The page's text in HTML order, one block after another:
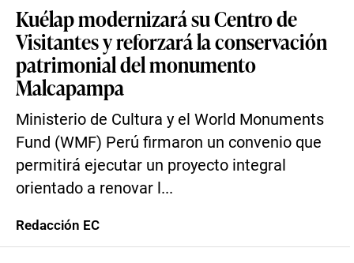
Kuélap modernizará su Centro de
Visitantes y reforzará la conservación
patrimonial del monumento
Malcapampa
Ministerio de Cultura y el World Monuments
Fund (WMF) Perú firmaron un convenio que
permitirá ejecutar un proyecto integral
orientado a renovar l...
Redacción EC